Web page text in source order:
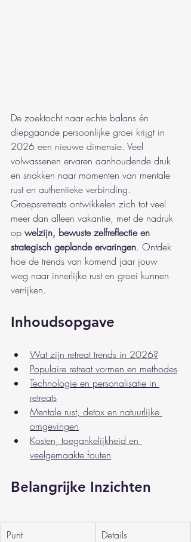
De zoektocht naar echte balans én
diepgaande persoonlijke groei krijgt in
2026 een nieuwe dimensie. Veel
volwassenen ervaren aanhoudende druk
en snakken naar momenten van mentale
rust en authentieke verbinding.
Groepsretreats ontwikkelen zich tot veel
meer dan alleen vakantie, met de nadruk
op welzijn, bewuste zelfreflectie en
strategisch geplande ervaringen. Ontdek
hoe de trends van komend jaar jouw
weg naar innerlijke rust en groei kunnen
verrijken.
Inhoudsopgave
Wat zijn retreat trends in 2026?
Populaire retreat vormen en methodes
Technologie en personalisatie in
retreats
Mentale rust, detox en natuurlijke
omgevingen
Kosten, toegankelijkheid en
veelgemaakte fouten
Belangrijke Inzichten
Punt Details